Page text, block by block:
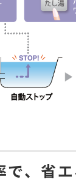
で、省